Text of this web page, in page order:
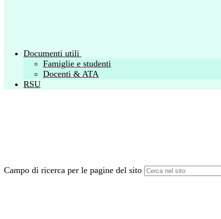
Documenti utili
Famiglie e studenti
Docenti & ATA
RSU
Campo di ricerca per le pagine del sito